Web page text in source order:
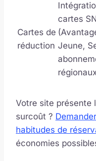
Cartes de
réduction
cartes
Jeune,
Votre site présente
surcoût ?
habitudes de
économies